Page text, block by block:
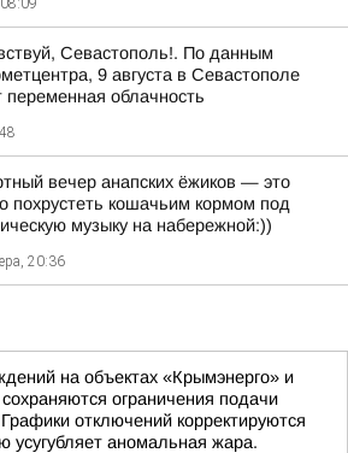
08:09
Севастополь!. По данным
9 августа в Севастополе
переменная облачность
вечер анапских ёжиков — это
похрустеть кошачьим кормом под
музыку на набережной:))
20:36
на объектах «Крымэнерго» и
ограничения подачи
отключений корректируются
усугубляет аномальная жара.